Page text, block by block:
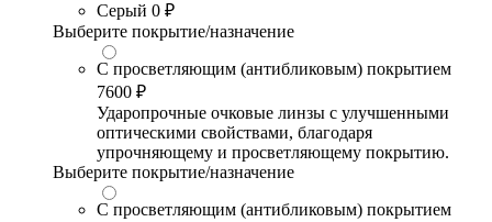
Серый 0 ₽
Выберите покрытие/назначение
С просветляющим (антибликовым) покрытием
7600 ₽
Ударопрочные очковые линзы с улучшенными
оптическими свойствами, благодаря
упрочняющему и просветляющему покрытию.
Выберите покрытие/назначение
С просветляющим (антибликовым) покрытием